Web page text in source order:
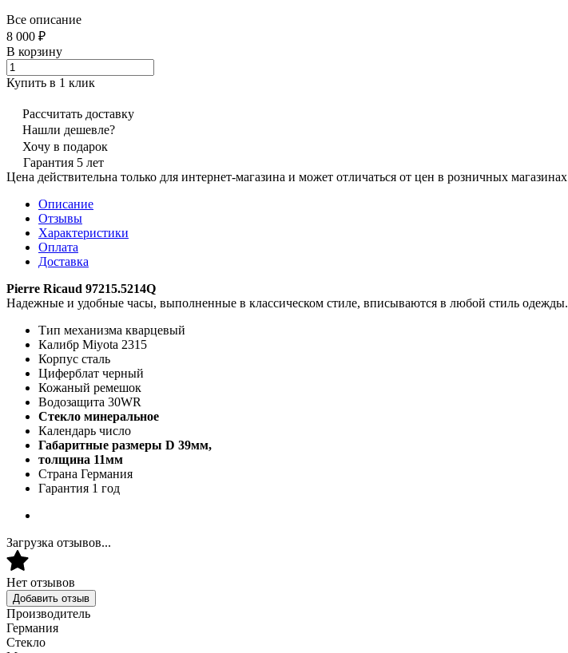
Все описание
8 000 ₽
В корзину
Купить в 1 клик
Рассчитать доставку
Нашли дешевле?
Хочу в подарок
Гарантия 5 лет
Цена действительна только для интернет-магазина и может отличаться от цен в розничных магазинах
Описание
Отзывы
Характеристики
Оплата
Доставка
Pierre Ricaud 97215.5214Q
Надежные и удобные часы, выполненные в классическом стиле, вписываются в любой стиль одежды.
Тип механизма кварцевый
Калибр Miyota 2315
Корпус сталь
Циферблат черный
Кожаный ремешок
Водозащита 30WR
Стекло минеральное
Календарь число
Габаритные размеры D 39мм,
толщина 11мм
Страна Германия
Гарантия 1 год
Загрузка отзывов...
Нет отзывов
Добавить отзыв
Производитель
Германия
Стекло